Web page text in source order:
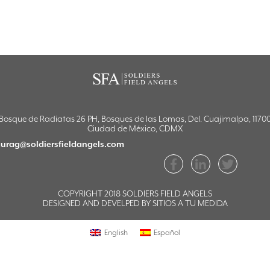
de Radiatas 26 PH, Bosques de las Lomas, Del. Cuajimalpa,
Ciudad de México, CDMX
COPYRIGHT 2018 SOLDIERS FIELD ANGELS
DESIGNED AND DEVELPED BYSITIOS A TU MEDIDA
English Español